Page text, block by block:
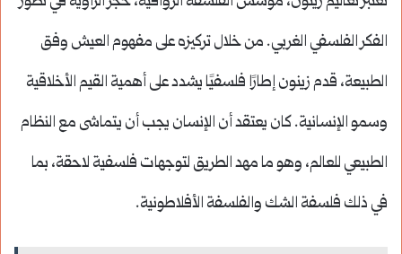
الفكر الفلسفي الغربي. من خلال تركيزه على مفهوم العيش وفق
الطبيعة، قدم زينون إطارًا فلسفيًا يشدد على أهمية القيم الأخلاقية
وسمو الإنسانية. كان يعتقد أن الإنسان يجب أن يتماشى مع النظام
الطبيعي للعالم، وهو ما مهد الطريق لتوجهات فلسفية لاحقة، بما
في ذلك فلسفة الشك والفلسفة الأفلاطونية.